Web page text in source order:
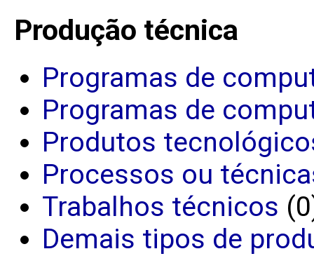
Produção técnica
Programas de
Programas de
Produtos
Processos ou
Trabalhos técnicos
Demais tipos de